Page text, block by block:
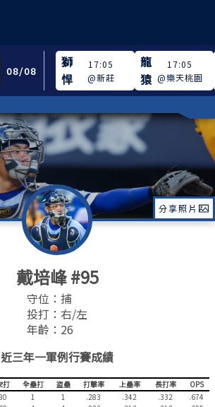
08/08
獅
悍
17:05
@新莊
龍
猿
17:05
@樂天桃園
分享照片
戴培峰#95
守位： 捕
投打： 右/左
年齡： 26
近三年一軍例行賽成績